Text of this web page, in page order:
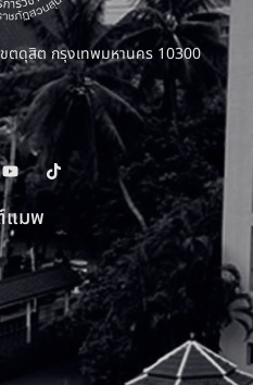
ตดุสิต กรุงเทพมหานคร 10300
แมพ